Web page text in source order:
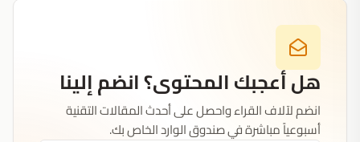
هل أعجبك المحتوى؟ انضم إلينا
انضم لآلاف القراء واحصل على أحدث المقالات التقنية
أسبوعياً مباشرة في صندوق الوارد الخاص بك.